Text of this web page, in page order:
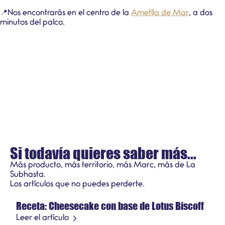
📍Nos encontrarás en el centro de la Ametlla de Mar, a dos
minutos del palco.
Si todavía quieres saber más...
Más producto, más territorio, más Marc, más de La
Subhasta.
Los artículos que no puedes perderte.
21 de julio de 2026
Recetas
Receta: Cheesecake con base de Lotus Biscoff
Leer el artículo
Producto de temporada